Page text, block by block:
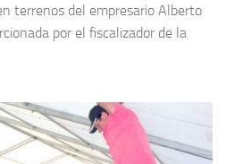
terrenos del empresario Alberto
por el fiscalizador de la